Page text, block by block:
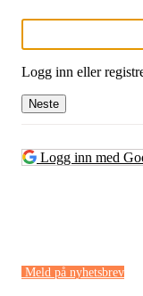
Logg inn eller
Neste
Logg inn med
Meld på nyhetsbrev